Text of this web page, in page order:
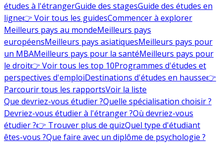
études à l'étrangerGuide des stagesGuide des études en
ligne👉 Voir tous les guidesCommencer à explorer
Meilleurs pays au mondeMeilleurs pays
européensMeilleurs pays asiatiquesMeilleurs pays pour
un MBAMeilleurs pays pour la santéMeilleurs pays pour
le droit👉 Voir tous les top 10Programmes d'études et
perspectives d'emploiDestinations d'études en hausse👉
Parcourir tous les rapportsVoir la liste
Que devriez-vous étudier ?Quelle spécialisation choisir ?
Devriez-vous étudier à l'étranger ?Où devriez-vous
étudier ?👉 Trouver plus de quizQuel type d'étudiant
êtes-vous ?Que faire avec un diplôme de psychologie ?